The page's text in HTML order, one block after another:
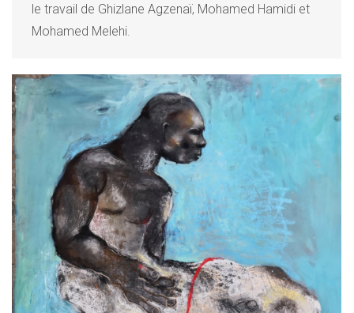
le travail de Ghizlane Agzenaï, Mohamed Hamidi et
Mohamed Melehi.